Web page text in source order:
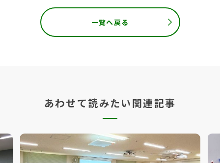
一覧へ戻る
あわせて読みたい関連記事